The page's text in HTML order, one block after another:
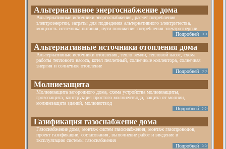
Альтернативное энергоснабжение дома
Альтернативные источники энергоснабжения, расчет потребления
электроэнергии, затраты для подведения альтернативного электричества,
мощность источника питания, пути понижения потребления электроэнергии.
Подробней >>
Альтернативные источники отопления дома
Альтернативные источники отопления, тепло земли, тепловой насос, схема
работы теплового насоса, котел пеллетный, солнечные коллектора, солнечная
энергия и солнечное отопление
Подробней >>
Молниезащита
Молниезащита загородного дома, схема устройства молниезащиты,
грозозащита, конструкция простого молниеотвода, защита от молнии,
молниезащита зданий, молниеотвод
Подробней >>
Газификация газоснабжение дома
Газоснабжение дома, монтаж систем газоснабжения, монтаж газопроводов,
проект газификации, согласования, выполнение работ и введение в
эксплуатацию системы газоснабжения
Подробней >>